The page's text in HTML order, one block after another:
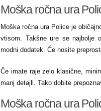
Moška ročna ura
Moška ročna ura Police je
vtisom. Takšne ure se najbolje
modni dodatek. Če nosite
Če imate raje zelo klasične,
manj detajli. Tako dobite
Moška ročna ura